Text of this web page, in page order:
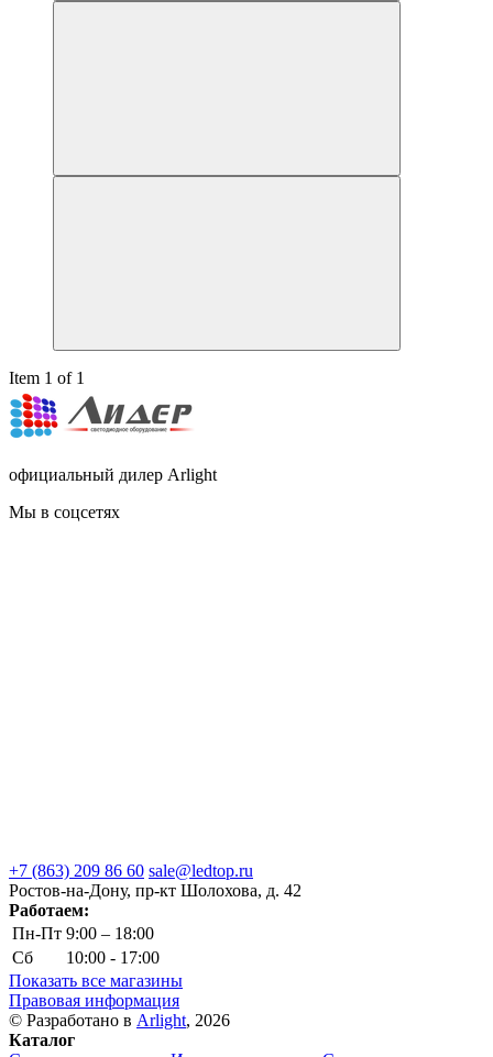
Item 1 of 1
официальный дилер Arlight
Мы в соцсетях
+7 (863) 209 86 60 sale@ledtop.ru
Ростов-на-Дону, пр-кт Шолохова, д. 42
Работаем:
Пн-Пт 9:00 – 18:00
Сб
10:00 - 17:00
Показать все магазины
Правовая информация
© Разработано в Arlight, 2026
Каталог